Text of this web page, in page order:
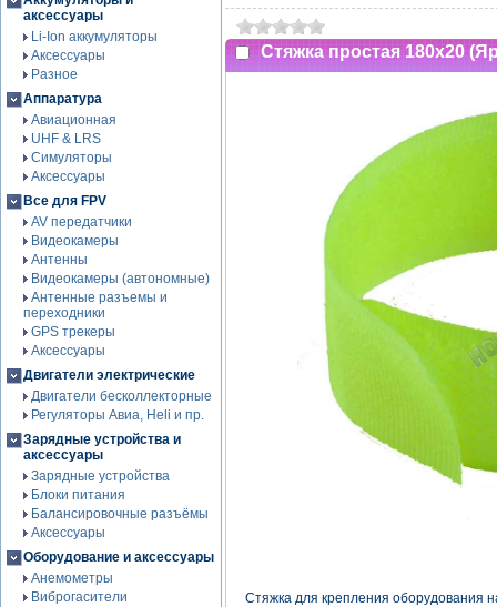
аксессуары
Li-Ion аккумуляторы
Аксессуары
Разное
Аппаратура
Авиационная
UHF & LRS
Симуляторы
Аксессуары
Все для FPV
AV передатчики
Видеокамеры
Антенны
Видеокамеры (автономные)
Антенные разъемы и
переходники
GPS трекеры
Аксессуары
Двигатели электрические
Двигатели бесколлекторные
Регуляторы Авиа, Heli и пр.
Зарядные устройства и
аксессуары
Зарядные устройства
Блоки питания
Балансировочные разъёмы
Аксессуары
Оборудование и аксессуары
Анемометры
Виброгасители
Стяжка простая 180x20
Стяжка для крепления оборудования